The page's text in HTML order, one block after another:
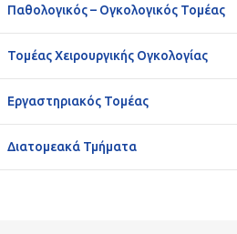
Παθολογικός – Ογκολογικός Τομέας
Τομέας Χειρουργικής Ογκολογίας
Εργαστηριακός Τομέας
Διατομεακά Τμήματα